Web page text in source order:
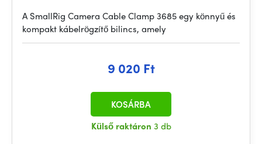
A SmallRig Camera Cable Clamp 3685 egy könnyű és
kompakt kábelrögzítő bilincs, amely
9 020 Ft
Külső raktáron 3 db
KOSÁRBA